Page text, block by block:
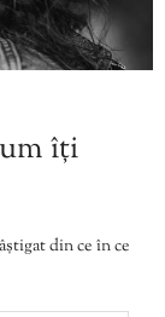
îți
din ce în ce